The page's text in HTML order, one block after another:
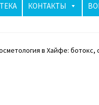
КОНТАКТЫ
бьют тревогу: как
в Хайфе: